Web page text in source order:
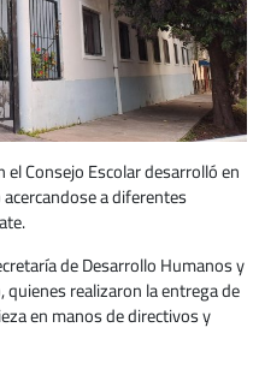
Consejo Escolar desarrolló en
a diferentes
de Desarrollo Humanos y
quienes realizaron la entrega de
en manos de directivos y